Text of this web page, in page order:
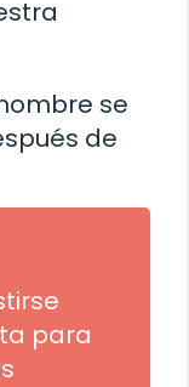
se
de
para